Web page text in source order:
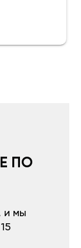
ПО
и мы